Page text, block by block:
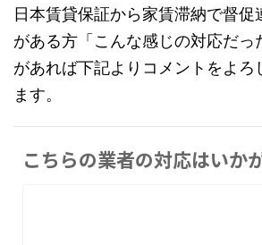
日本賃貸保証から家賃滞納で督促
がある方「こんな感じの対応だっ
があれば下記よりコメントをよろ
ます。
こちらの業者の対応はいか